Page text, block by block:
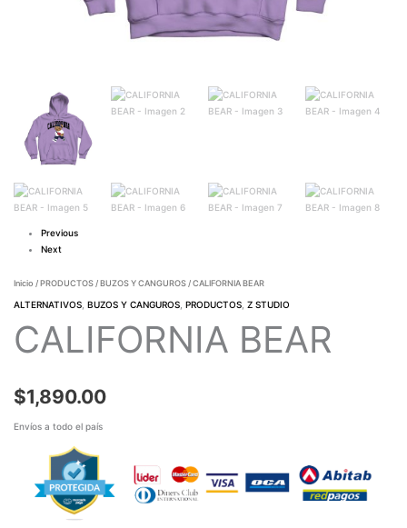
Previous
Next
Inicio / PRODUCTOS/ BUZOS Y CANGUROS/ CALIFORNIA BEAR
ALTERNATIVOS ,BUZOS Y CANGUROS ,PRODUCTOS ,Z STUDIO
CALIFORNIA BEAR
$1,890.00
Envíos a todo el país